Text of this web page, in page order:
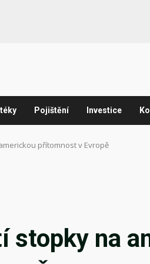
Pojištění Investice
přítomnost v Evropě
stopky na